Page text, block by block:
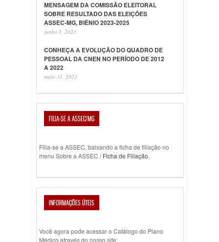
MENSAGEM DA COMISSÃO ELEITORAL
SOBRE RESULTADO DAS ELEIÇÕES
ASSEC-MG, BIÊNIO 2023-2025
junho 1, 2023
CONHEÇA A EVOLUÇÃO DO QUADRO DE
PESSOAL DA CNEN NO PERÍODO DE 2012
A 2022
maio 31, 2023
FILIA-SE A ASSEC/MG
Filia-se a ASSEC, baixando a ficha de filiação no
menu Sobre a ASSEC /Ficha de Filiação.
INFORMAÇÕES ÚTEIS
Você agora pode acessar o Catálogo do Plano
Médico através do nosso site: